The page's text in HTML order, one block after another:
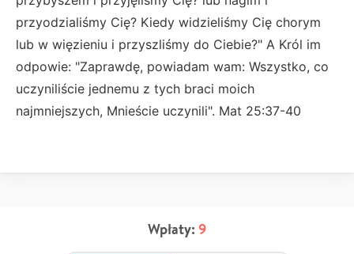
przyodzialiśmy Cię? Kiedy widzieliśmy Cię chorym
lub w więzieniu i przyszliśmy do Ciebie?" A Król im
odpowie: "Zaprawdę, powiadam wam: Wszystko, co
uczyniliście jednemu z tych braci moich
najmniejszych, Mnieście uczynili". Mat 25:37-40
Wpłaty: 9